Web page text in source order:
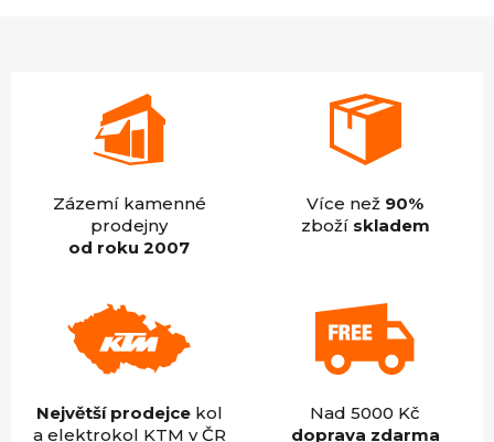
Zázemí kamenné
prodejny
od roku 2007
Více než 90%
zboží skladem
Největší prodejcekol
a elektrokol KTM v ČR
Nad 5000 Kč
doprava zdarma